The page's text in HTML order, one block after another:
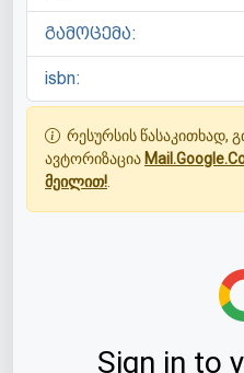
გამოცემა:
isbn:
რესურსის წასაკითხად,
ავტორიზაცია
მეილით!